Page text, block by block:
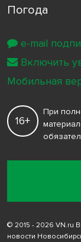
Погода
16+
При
© 2015 - 2026 VN.ru
новости
e-mail
Включить
Мобильная